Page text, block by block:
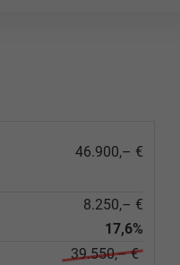
46.900,– €
8.250,– €
17,6%
39.550,– €